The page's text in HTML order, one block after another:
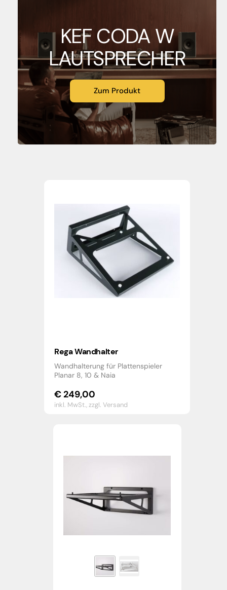
KEF CODA W
LAUTSPRECHER
Zum Produkt
Rega Wandhalter
Wandhalterung für Plattenspieler
Planar 8, 10 & Naia
€249,00
inkl. MwSt.,zzgl. Versand